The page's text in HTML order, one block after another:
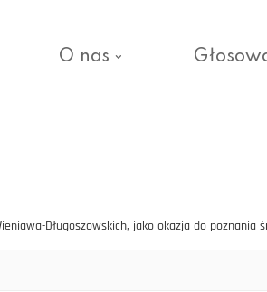
O nas
Długoszowskich, jako okazja do